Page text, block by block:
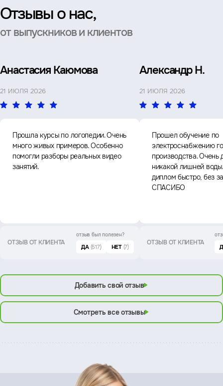
Отзывы о нас,
от выпускников и клиентов
Анастасия Каюмова
21 ИЮЛЯ 2026
Прошла курсы по логопедии. Очень
много живых примеров. Особенно
помогли разборы реальных видео
занятий.
ОТЗЫВ ОТ КЛИЕНТА
отзыв был полезен?
ДА (517) НЕТ (7)
Александр Н.
21 ИЮЛЯ 2026
Прошел обучение по
электроснабжению
производства. Очень
никакой лишней
диплом быстро, без
СПАСИБО
ОТЗЫВ ОТ КЛИЕНТА
Добавить свой отзыв
Смотреть все отзывы